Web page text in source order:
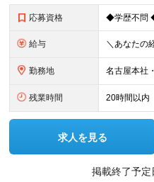
応募資格
給与
勤務地
残業時間 20時間以内
求人を見る
掲載終了予定